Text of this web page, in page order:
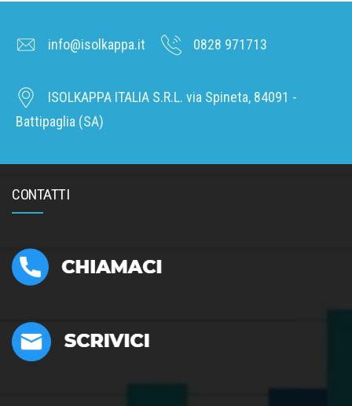
info@isolkappa.it 0828 971713
ISOLKAPPA ITALIA S.R.L. via Spineta, 84091 -
Battipaglia (SA)
CONTATTI